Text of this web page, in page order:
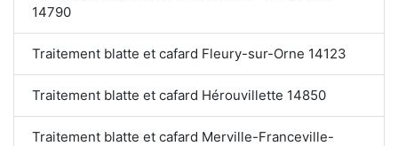
14790
Traitement blatte et cafard Fleury-sur-Orne 14123
Traitement blatte et cafard Hérouvillette 14850
Traitement blatte et cafard Merville-Franceville-